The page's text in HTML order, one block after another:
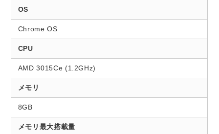
OS
Chrome OS
CPU
AMD 3015Ce (1.2GHz)
メモリ
8GB
メモリ最大搭載量